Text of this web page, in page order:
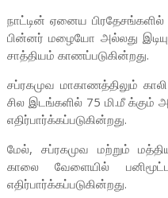
நாட்டின் ஏனைய
பின்னர் மழையோ அல்லது
சாத்தியம் காணப்படுகின்றது.
சப்ரகமுவ மாகாணத்திலும்
சில இடங்களில் 75 மி.மீ க்கும்
எதிர்பார்க்கப்படுகின்றது.
மேல், சப்ரகமுவ மற்றும்
காலை வேளையில்
எதிர்பார்க்கப்படுகின்றது.